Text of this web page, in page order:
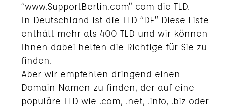
“www.SupportBerlin.com” com die TLD.
In Deutschland ist die TLD “DE” Diese Liste
enthält mehr als 400 TLD und wir können
Ihnen dabei helfen die Richtige für Sie zu
finden.
Aber wir empfehlen dringend einen
Domain Namen zu finden, der auf eine
populäre TLD wie .com, .net, .info, .biz oder